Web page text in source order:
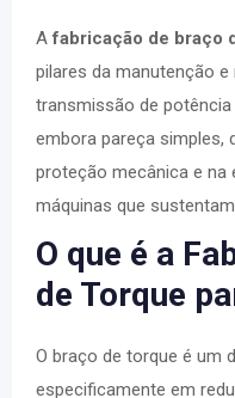
Afabricação de braço
pilares da manutenção
transmissão de
embora pareça simples,
proteção mecânica e na
máquinas que
O que é a
de Torque
O braço de torque é um
especificamente em